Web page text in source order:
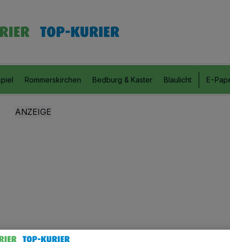
Rommerskirchen Bedburg & Kaster Blaulicht E-